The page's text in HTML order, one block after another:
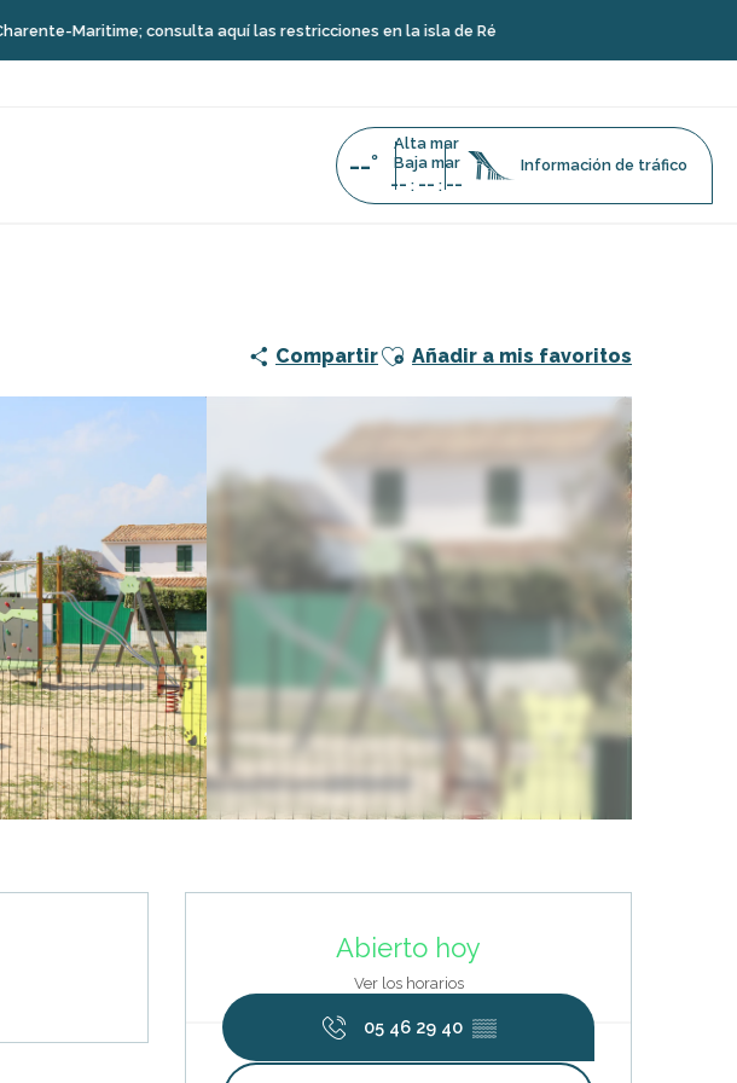
consulta aquí las restricciones en la isla de Ré
--°
Alta mar
Baja mar
-- : -- : --
Información de tráfico
asociaciones Zona de juegos Grignon
CompartirAjouter aux favoris
Añadir a mis favoritos
Abierto hoy
Ver los horarios
05 46 29 40 ▒▒